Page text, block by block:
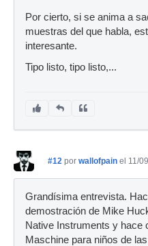
Por cierto, si se anima a
muestras del que habla,
interesante.
Tipo listo, tipo listo,...
#12 por wallofpain el 11/
Grandísima entrevista.
demostración de Mike
Native Instruments y hace
Maschine para niños de